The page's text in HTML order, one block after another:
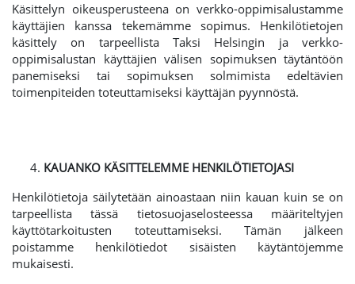
Käsittelyn oikeusperusteena on verkko-oppimisalustamme
käyttäjien kanssa tekemämme sopimus. Henkilötietojen
käsittely on tarpeellista Taksi Helsingin ja verkko-
oppimisalustan käyttäjien välisen sopimuksen täytäntöön
panemiseksi tai sopimuksen solmimista edeltävien
toimenpiteiden toteuttamiseksi käyttäjän pyynnöstä.
KAUANKO KÄSITTELEMME HENKILÖTIETOJASI
Henkilötietoja säilytetään ainoastaan niin kauan kuin se on
tarpeellista tässä tietosuojaselosteessa määriteltyjen
käyttötarkoitusten toteuttamiseksi. Tämän jälkeen
poistamme henkilötiedot sisäisten käytäntöjemme
mukaisesti.